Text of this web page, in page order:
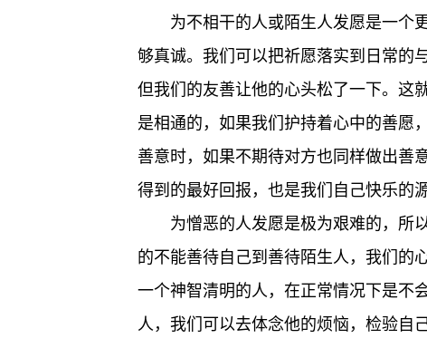
为不相干的人或陌生人发愿是一个
够真诚。我们可以把祈愿落实到日常的
但我们的友善让他的心头松了一下。这
是相通的，如果我们护持着心中的善愿
善意时，如果不期待对方也同样做出善
得到的最好回报，也是我们自己快乐的源
为憎恶的人发愿是极为艰难的，所
的不能善待自己到善待陌生人，我们的
一个神智清明的人，在正常情况下是不
人，我们可以去体念他的烦恼，检验自